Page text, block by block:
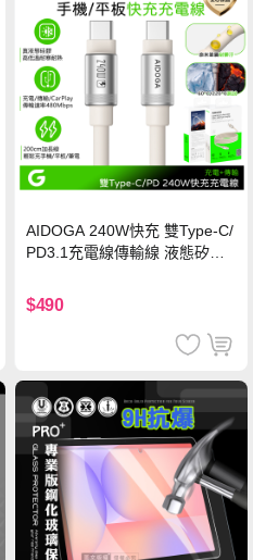
AIDOGA 240W快充 雙Type-C/
PD3.1充電線傳輸線 液態矽膠
機/平板/筆電
$490